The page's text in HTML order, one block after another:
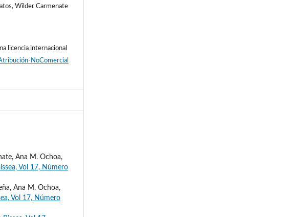
Wilder Carmenate
licencia internacional
NoComercial
Ana M. Ochoa,
Vol 17, Número
Ana M. Ochoa,
Vol 17, Número